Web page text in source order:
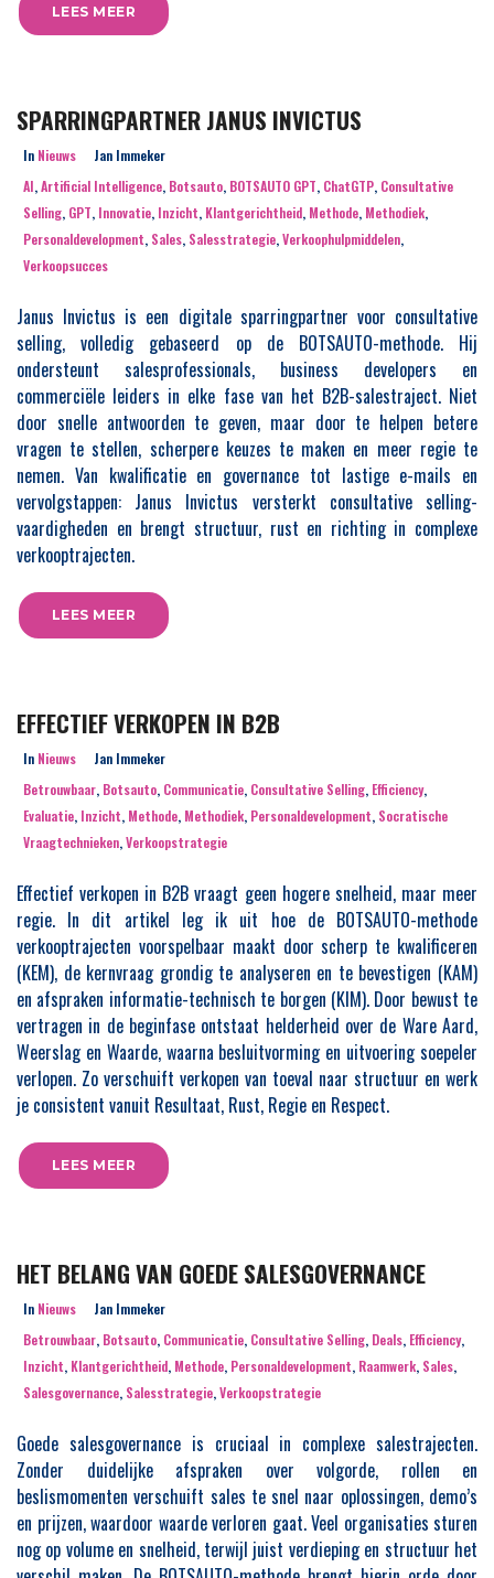
LEES MEER
SPARRINGPARTNER JANUS INVICTUS
In Nieuws
Jan Immeker
AI,Artificial Intelligence, Botsauto, BOTSAUTO GPT, ChatGTP, Consultative
Selling, GPT, Innovatie, Inzicht, Klantgerichtheid, Methode, Methodiek,
Personaldevelopment, Sales, Salesstrategie,Verkoophulpmiddelen,
Verkoopsucces
Janus Invictus is een digitale sparringpartner voor consultative
selling, volledig gebaseerd op de BOTSAUTO-methode. Hij
ondersteunt salesprofessionals, business developers en
commerciële leiders in elke fase van het B2B-salestraject. Niet
door snelle antwoorden te geven, maar door te helpen betere
vragen te stellen, scherpere keuzes te maken en meer regie te
nemen. Van kwalificatie en governance tot lastige e-mails en
vervolgstappen: Janus Invictus versterkt consultative selling-
vaardigheden en brengt structuur, rust en richting in complexe
verkooptrajecten.
LEES MEER
EFFECTIEF VERKOPEN IN B2B
In Nieuws
Jan Immeker
Betrouwbaar, Botsauto, Communicatie, Consultative Selling, Efficiency,
Evaluatie, Inzicht, Methode, Methodiek, Personaldevelopment, Socratische
Vraagtechnieken,Verkoopstrategie
Effectief verkopen in B2B vraagt geen hogere snelheid, maar meer
regie. In dit artikel leg ik uit hoe de BOTSAUTO-methode
verkooptrajecten voorspelbaar maakt door scherp te kwalificeren
(KEM), de kernvraag grondig te analyseren en te bevestigen (KAM)
en afspraken informatie-technisch te borgen (KIM). Door bewust te
vertragen in de beginfase ontstaat helderheid over de Ware Aard,
Weerslag en Waarde, waarna besluitvorming en uitvoering soepeler
verlopen. Zo verschuift verkopen van toeval naar structuur en werk
je consistent vanuit Resultaat, Rust, Regie en Respect.
LEES MEER
HET BELANG VAN GOEDE SALESGOVERNANCE
In Nieuws
Jan Immeker
Betrouwbaar, Botsauto, Communicatie, Consultative Selling, Deals, Efficiency,
Inzicht, Klantgerichtheid, Methode, Personaldevelopment, Raamwerk, Sales,
Salesgovernance, Salesstrategie,Verkoopstrategie
Goede salesgovernance is cruciaal in complexe salestrajecten.
Zonder duidelijke afspraken over volgorde, rollen en
beslismomenten verschuift sales te snel naar oplossingen, demo’s
en prijzen, waardoor waarde verloren gaat. Veel organisaties sturen
nog op volume en snelheid, terwijl juist verdieping en structuur het